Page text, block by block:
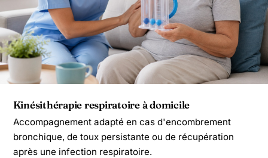
Kinésithérapie respiratoire à domicile
Accompagnement adapté en cas d'encombrement
bronchique, de toux persistante ou de récupération
après une infection respiratoire.